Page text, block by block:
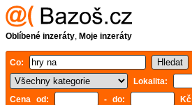
Oblíbené inzeráty, Moje inzeráty
Co:
Lokalita:
Cena od:
- do: Kč